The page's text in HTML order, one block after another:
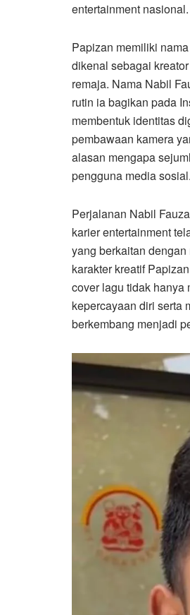
entertainment nasional.
Papizan memiliki
dikenal sebagai
remaja. Nama Nabil
rutin ia bagikan pada
membentuk identitas
pembawaan kamera
alasan mengapa
pengguna media sosial.
Perjalanan Nabil
karier entertainment
yang berkaitan
karakter kreatif
cover lagu tidak hanya
kepercayaan diri serta
berkembang menjadi